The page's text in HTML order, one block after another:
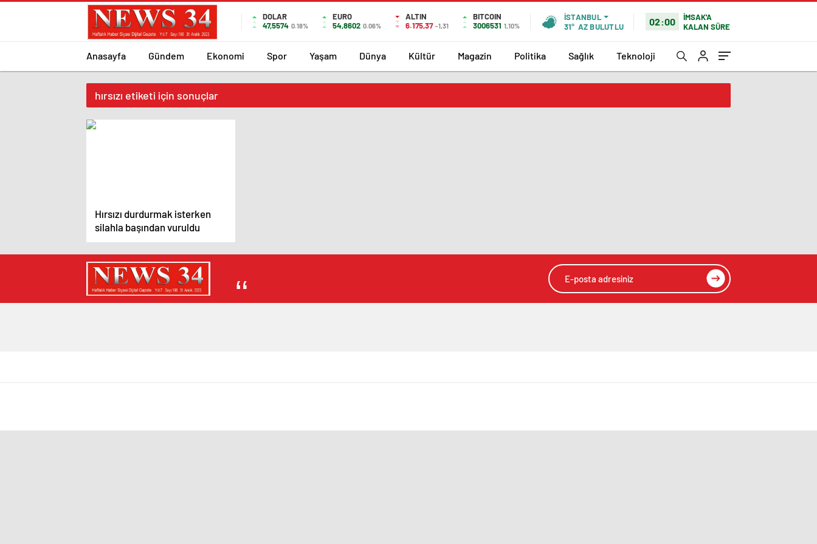
DOLAR
47,5574 0.18%
EURO
54,8602 0.06%
ALTIN
6.175,37 -1,31
BITCOIN
3006531 1,10%
İSTANBUL
31° AZ BULUTLU 02:00
İMSAK'A
KALAN SÜRE
Anasayfa Gündem Ekonomi Spor Yaşam Dünya Kültür Magazin Politika Sağlık Teknoloji
hırsızı etiketi için sonuçlar
Hırsızı durdurmak isterken
silahla başından vuruldu